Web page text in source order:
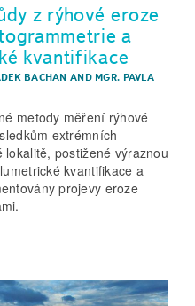
z rýhové eroze
a
kvantifikace
BACHAN AND MGR. PAVLA
metody měření rýhové
extrémních
postižené výraznou
kvantifikace a
projevy eroze